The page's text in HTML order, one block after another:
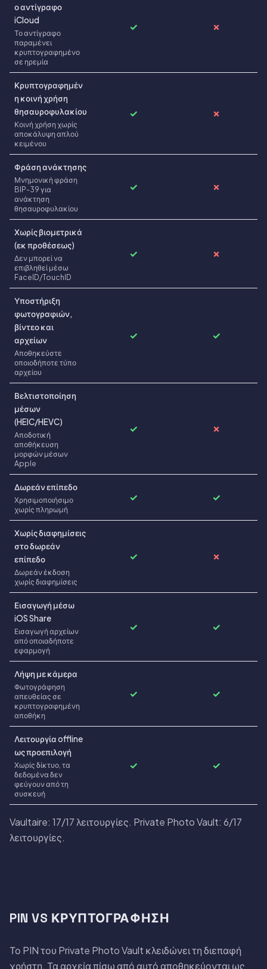
ο αντίγραφο
iCloud
Το αντίγραφο
παραμένει
κρυπτογραφημένο
σε ηρεμία
✓ ✗
Κρυπτογραφημέν
η κοινή χρήση
θησαυροφυλακίου
Κοινή χρήση χωρίς
αποκάλυψη απλού
κειμένου
✓ ✗
Φράση ανάκτησης
Μνημονική φράση
BIP-39 για
ανάκτηση
θησαυροφυλακίου
✓ ✗
Χωρίς βιομετρικά
(εκ προθέσεως)
Δεν μπορεί να
επιβληθεί μέσω
FaceID/TouchID
✓ ✗
Υποστήριξη
φωτογραφιών,
βίντεο και
αρχείων
Αποθηκεύστε
οποιοδήποτε τύπο
αρχείου
✓ ✓
Βελτιστοποίηση
μέσων
(HEIC/HEVC)
Αποδοτική
αποθήκευση
μορφών μέσων
Apple
✓ ✗
Δωρεάν επίπεδο
Χρησιμοποιήσιμο
χωρίς πληρωμή
✓ ✓
Χωρίς διαφημίσεις
στο δωρεάν
επίπεδο
Δωρεάν έκδοση
χωρίς διαφημίσεις
✓ ✗
Εισαγωγή μέσω
iOS Share
Εισαγωγή αρχείων
από οποιαδήποτε
εφαρμογή
✓ ✓
Λήψη με κάμερα
Φωτογράφηση
απευθείας σε
κρυπτογραφημένη
αποθήκη
✓ ✓
Λειτουργία offline
ως προεπιλογή
Χωρίς δίκτυο, τα
δεδομένα δεν
φεύγουν από τη
συσκευή
✓ ✓
Vaultaire: 17/17 λειτουργίες. Private Photo Vault: 6/17
λειτουργίες.
PIN VS ΚΡΥΠΤΟΓΡΆΦΗΣΗ
Το PIN του Private Photo Vault κλειδώνει τη διεπαφή
χρήστη. Τα αρχεία πίσω από αυτό αποθηκεύονται ως